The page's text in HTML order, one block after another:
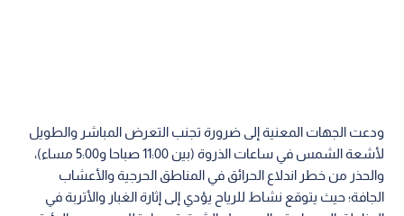
ودعت الجهات المعنية إلى ضرورة تجنب التعرض المباشر والطويل
لأشعة الشمس في ساعات الذروة (بين 11:00 صباحا و5:00 مساء)،
والحذر من خطر اندلاع الحرائق في المناطق الحرجية والأعشاب
الجافة؛ حيث يتوقع نشاط للرياح يؤدي إلى إثارة الغبار والأتربة في